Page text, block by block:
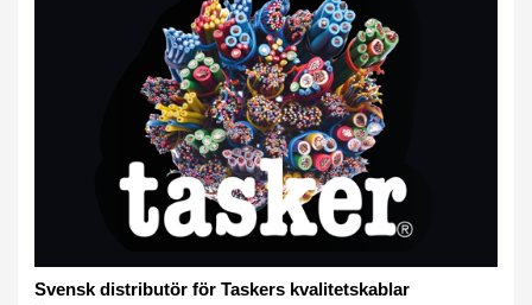
Svensk distributör för Taskers kvalitetskablar